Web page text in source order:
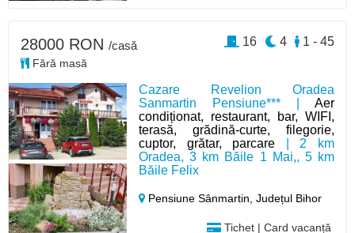
Cazare Revelion Oradea
Sanmartin Pensiune*** | Aer
condiționat, restaurant, bar, WIFI,
terasă, grădină-curte, filegorie,
cuptor, grătar, parcare | 2 km
Oradea, 3 km Băile 1 Mai,, 5 km
Băile Felix
Pensiune Sânmartin,Județul Bihor
Tichet | Card vacanță
28000 RON /casă
Fără masă
1 - 45
4
16